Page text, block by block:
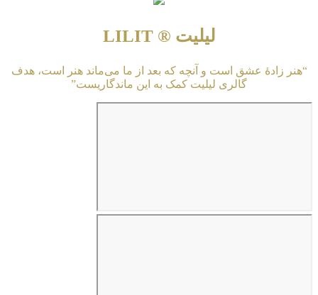
لیلیت ® LILIT
“هنر زادهٔ عشق است و آنچه که بعد از ما می‌ماند هنر است، هدف
گالری لیلیت کمک به این ماندگاریست”